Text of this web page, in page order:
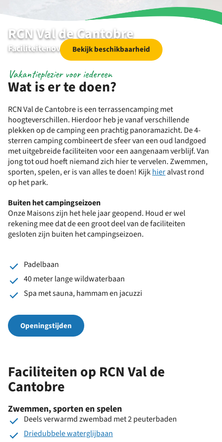
RCN Val de Cantobre
FaciliteitenoverzichtBekijk beschikbaarheid
Wat is er te doen?
Vakantieplezier voor iedereen
RCN Val de Cantobre is een terrassencamping met
hoogteverschillen. Hierdoor heb je vanaf verschillende
plekken op de camping een prachtig panoramazicht. De 4-
sterren camping combineert de sfeer van een oud landgoed
met uitgebreide faciliteiten voor een aangenaam verblijf. Van
jong tot oud hoeft niemand zich hier te vervelen. Zwemmen,
sporten, spelen, er is van alles te doen! Kijkhieralvast rond
op het park.
Buiten het campingseizoen
Onze Maisons zijn het hele jaar geopend. Houd er wel
rekening mee dat de een groot deel van de faciliteiten
gesloten zijn buiten het campingseizoen.
Padelbaan
40 meter lange wildwaterbaan
Spa met sauna, hammam en jacuzzi
Openingstijden
Faciliteiten op RCN Val de
Cantobre
Zwemmen, sporten en spelen
Deels verwarmd zwembad met 2 peuterbaden
Driedubbele waterglijbaan